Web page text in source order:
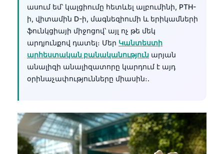
ասում եմ՝ կալցիումը հետևել ալբումինի, PTH-
ի, վիտամին D-ի, մագնեզիումի և երիկամների
ֆունկցիայի միջոցով՝ այլ ոչ թե մեկ
արդյունքով դատել։ Մեր Կանտեստի
արհեստական բանականություն արյան
անալիզի անալիզատորը կարդում է այդ
օրինաչափությունները միասին։.